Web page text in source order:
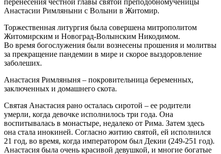
Анастасии Римляныни с Волыни в Житомир.
Торжественная литургия была совершена митрополитом
Житомирским и Новоград-Волынским Никодимом.
Во время богослужения были вознесены прошения и молитвы
за прекращение пандемии в мире и скорое выздоровление
заболеших.
Анастасия Римляныня – покровительница беременных,
заключенных и домашнего скота.
Святая Анастасия рано осталась сиротой – ее родители
умерли, когда девочке исполнилось три года. Она
воспитывалась в монастыре, недалеко от Рима. Затем здесь
она стала инокиней. Согласно житию святой, ей исполнился
21 год, во время, когда императором был Декии (249-251 год).
Анастасия была очень красивой девушкой, и многие богатые